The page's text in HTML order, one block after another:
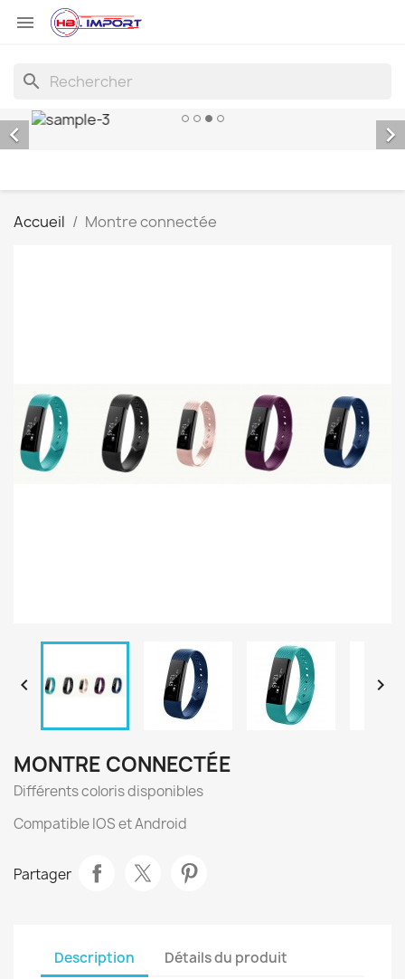

search
 
Accueil Montre connectée
 
MONTRE CONNECTÉE
Différents coloris disponibles
Compatible IOS et Android
Partager
Description Détails du produit